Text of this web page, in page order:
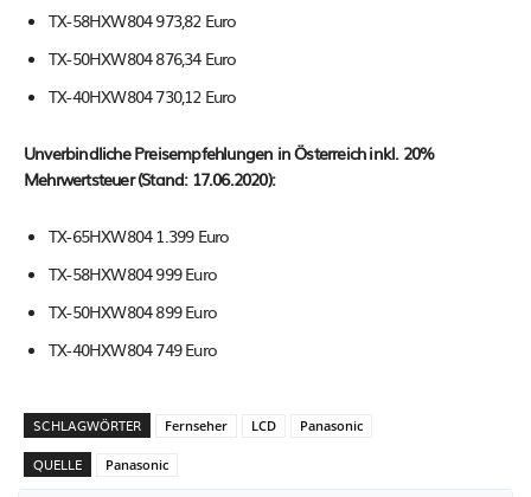
TX-58HXW804 973,82 Euro
TX-50HXW804 876,34 Euro
TX-40HXW804 730,12 Euro
Unverbindliche Preisempfehlungen in Österreich inkl. 20%
Mehrwertsteuer (Stand: 17.06.2020):
TX-65HXW804 1.399 Euro
TX-58HXW804 999 Euro
TX-50HXW804 899 Euro
TX-40HXW804 749 Euro
SCHLAGWÖRTER Fernseher LCD Panasonic
QUELLE Panasonic